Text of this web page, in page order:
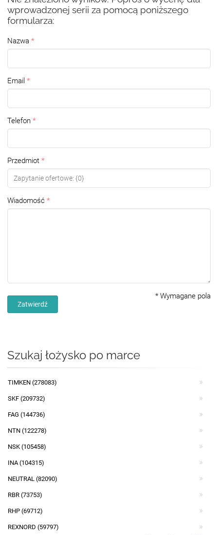
wprowadzonej serii za pomocą poniższego
formularza:
Nazwa
Email
Telefon
Przedmiot
Wiadomość
* Wymagane pola
Zatwierdź
Szukaj łożysko po marce
TIMKEN (278083)
SKF (209732)
FAG (144736)
NTN (122278)
NSK (105458)
INA (104315)
NEUTRAL (82090)
RBR (73753)
RHP (69712)
REXNORD (59797)